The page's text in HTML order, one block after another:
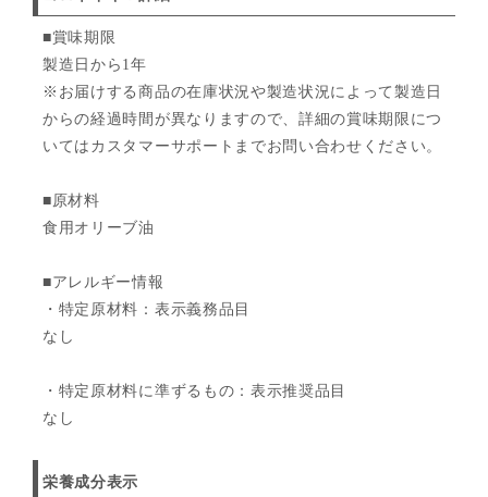
■賞味期限
製造日から1年
※お届けする商品の在庫状況や製造状況によって製造日
からの経過時間が異なりますので、詳細の賞味期限につ
いてはカスタマーサポートまでお問い合わせください。
■原材料
食用オリーブ油
■アレルギー情報
・特定原材料：表示義務品目
なし
・特定原材料に準ずるもの：表示推奨品目
なし
栄養成分表示